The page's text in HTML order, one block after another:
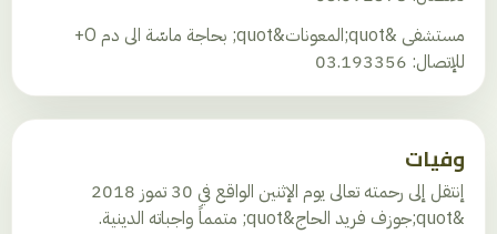
مستشفى &quot;المعونات&quot; بحاجة ماسّة الى دم O+
للإتصال: 03.193356
وفيات
إنتقل إلى رحمته تعالى يوم الإثنين الواقع في 30 تموز 2018
&quot;جوزف فريد الحاج&quot; متمماً واجباته الدينية.